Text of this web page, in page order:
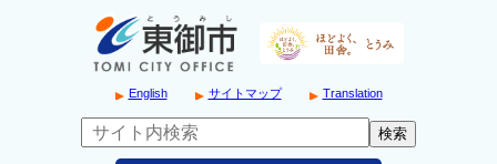
English サイトマップ Translation